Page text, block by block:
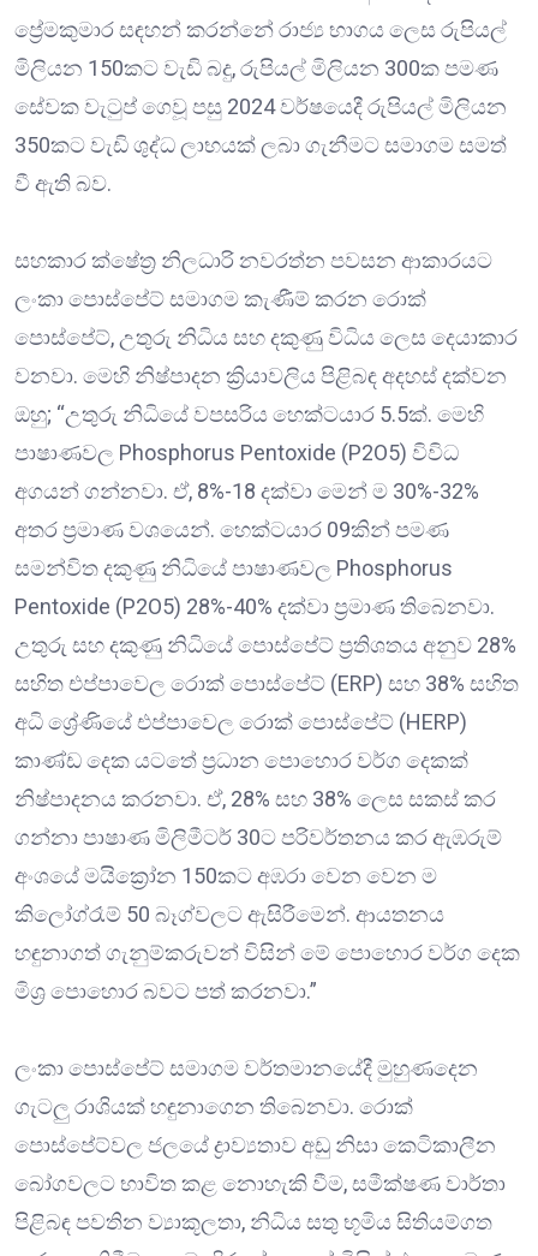
ප්‍රේමකුමාර සඳහන් කරන්නේ රාජ්‍ය භාගය ලෙස රුපියල්
මිලියන 150කට වැඩි බදු, රුපියල් මිලියන 300ක පමණ
සේවක වැටුප් ගෙවූ පසු 2024 වර්ෂයෙදී රුපියල් මිලියන
350කට වැඩි ශුද්ධ ලාභයක් ලබා ගැනීමට සමාගම සමත්
වී ඇති බව.
සහකාර ක්ෂේත්‍ර නිලධාරි නවරත්න පවසන ආකාරයට
ලංකා පොස්පේට් සමාගම කැණීම් කරන රොක්
පොස්පේට්, උතුරු නිධිය සහ දකුණු විධිය ලෙස දෙයාකාර
වනවා. මෙහි නිෂ්පාදන ක්‍රියාවලිය පිළිබඳ අදහස් දක්වන
ඔහු; “උතුරු නිධියේ වපසරිය හෙක්ටයාර 5.5ක්. මෙහි
පාෂාණවල Phosphorus Pentoxide (P2O5) විවිධ
අගයන් ගන්නවා. ඒ, 8%-18 දක්වා මෙන් ම 30%-32%
අතර ප්‍රමාණ වශයෙන්. හෙක්ටයාර 09කින් පමණ
සමන්විත දකුණු නිධියේ පාෂාණවල Phosphorus
Pentoxide (P2O5) 28%-40% දක්වා ප්‍රමාණ තිබෙනවා.
උතුරු සහ දකුණු නිධියේ පොස්පේට් ප්‍රතිශතය අනුව 28%
සහිත එප්පාවෙල රොක් පොස්පේට් (ERP) සහ 38% සහිත
අධි ශ්‍රේණියේ එප්පාවෙල රොක් පොස්පේට් (HERP)
කාණ්ඩ දෙක යටතේ ප්‍රධාන පොහොර වර්ග දෙකක්
නිෂ්පාදනය කරනවා. ඒ, 28% සහ 38% ලෙස සකස් කර
ගන්නා පාෂාණ මිලිමීටර් 30ට පරිවර්තනය කර ඇඹරුම්
අංශයේ මයික්‍රෝන 150කට අඹරා වෙන වෙන ම
කිලෝග්රෑම් 50 බෑග්වලට ඇසිරීමෙන්. ආයතනය
හඳුනාගත් ගැනුම්කරුවන් විසින් මේ පොහොර වර්ග දෙක
මිශ්‍ර පොහොර බවට පත් කරනවා.”
ලංකා පොස්පේට් සමාගම වර්තමානයේදී මුහුණදෙන
ගැටලු‍ රාශියක් හඳුනාගෙන තිබෙනවා. රොක්
පොස්පේට්වල ජලයේ ද්‍රාව්‍යතාව අඩු නිසා කෙටිකාලීන
බෝගවලට භාවිත කළ නොහැකි වීම, සමීක්ෂණ වාර්තා
පිළිබඳ පවතින ව්‍යාකූලතා, නිධිය සතු භූමිය සිතියම්ගත